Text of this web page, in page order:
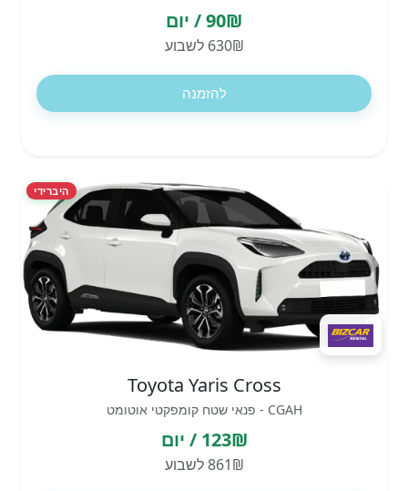
90₪ / יום
630₪ לשבוע
להזמנה
היברידי
Toyota Yaris Cross
CGAH - פנאי שטח קומפקטי אוטומט
123₪ / יום
861₪ לשבוע